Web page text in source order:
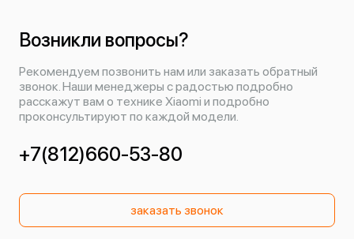
Возникли вопросы?
Рекомендуем позвонить нам или заказать обратный
звонок. Наши менеджеры с радостью подробно
расскажут вам о технике Xiaomi и подробно
проконсультируют по каждой модели.
+7(812)660-53-80
заказать звонок